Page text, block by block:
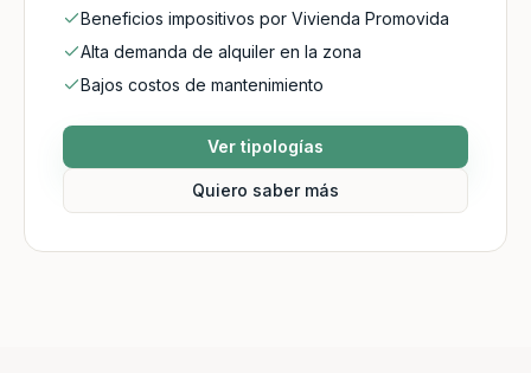
Beneficios impositivos por Vivienda Promovida
Alta demanda de alquiler en la zona
Bajos costos de mantenimiento
Ver tipologías
Quiero saber más